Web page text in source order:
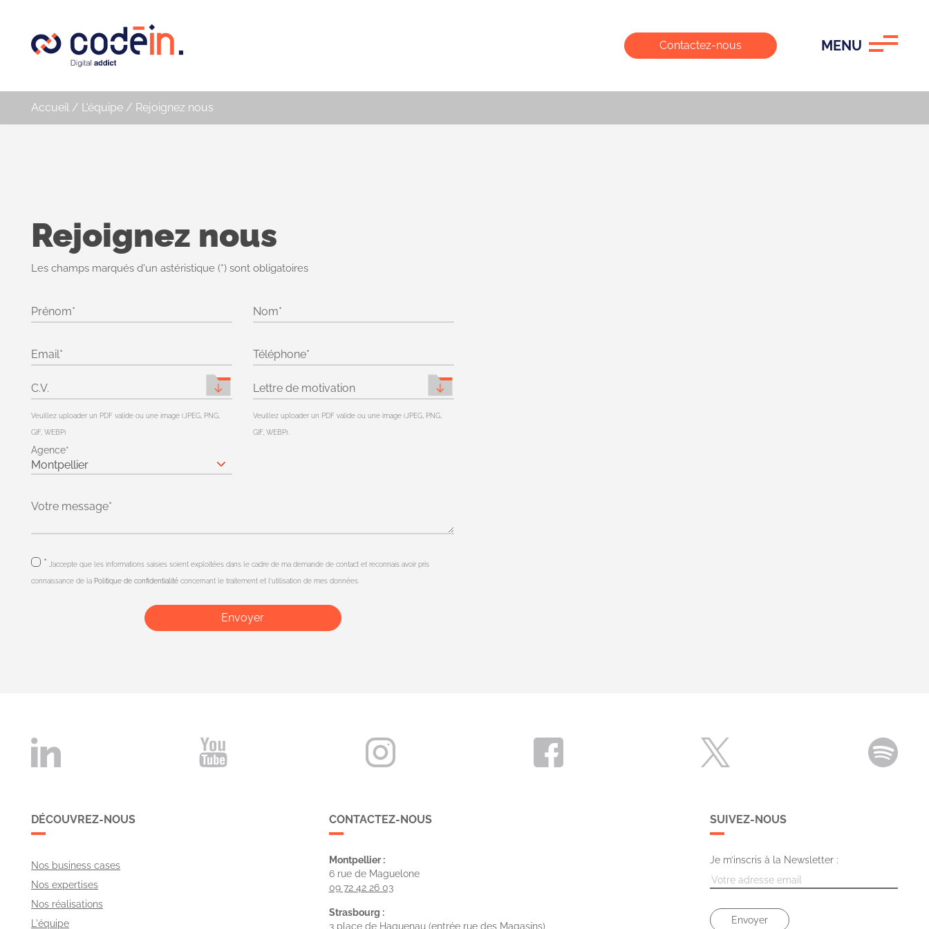
Contactez-nous MENU
Accueil / L'équipe / Rejoignez nous
Rejoignez nous
Les champs marqués d'un astéristique (*) sont obligatoires
Prénom Nom
Email Téléphone
C.V.
Veuillez uploader un PDF valide ou une image (JPEG, PNG,
GIF, WEBP)
Lettre de motivation
Veuillez uploader un PDF valide ou une image (JPEG, PNG,
GIF, WEBP).
Agence
Votre message
* J’accepte que les informations saisies soient exploitées dans le cadre de ma demande de contact et reconnais avoir pris
connaissance de la Politique de confidentialité concernant le traitement et l’utilisation de mes données.
DÉCOUVREZ-NOUS
Nos business cases
Nos expertises
Nos réalisations
L'équipe
CONTACTEZ-NOUS
Montpellier :
6 rue de Maguelone
09 72 42 26 03
Strasbourg :
3 place de Haguenau (entrée rue des Magasins)
SUIVEZ-NOUS
Je m’inscris à la Newsletter :